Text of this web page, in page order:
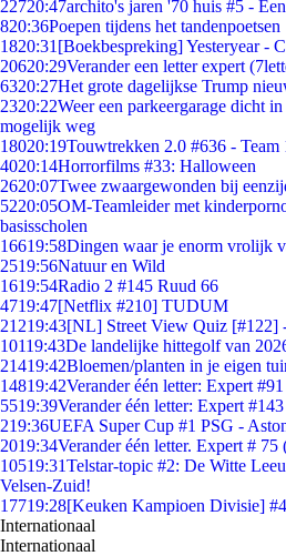
22720:47archito's jaren '70 huis #5 -
820:36Poepen tijdens het tandenpoetsen
1820:31 [Boekbespreking] Yesteryear -
20620:29Verander een letter expert
6320:27Het grote dagelijkse Trump
2320:22Weer een parkeergarage dicht
mogelijk weg
18020:19Touwtrekken 2.0 #636 -
4020:14Horrorfilms #33: Halloween
2620:07Twee zwaargewonden bij
5220:05OM-Teamleider met
basisscholen
16619:58Dingen waar je enorm vrolijk
2519:56Natuur en Wild
1619:54Radio 2 #145 Ruud 66
4719:47[Netflix #210] TUDUM
21219:43[NL] Street View Quiz [#122]
10119:43De landelijke hittegolf van
21419:42Bloemen/planten in je eigen
14819:42Verander één letter: Expert
5519:39Verander één letter: Expert
219:36UEFA Super Cup #1 PSG -
2019:34Verander één letter. Expert # 75
10519:31Telstar-topic #2: De Witte
Velsen-Zuid!
17719:28[Keuken Kampioen Divisie]
Internationaal
Internationaal